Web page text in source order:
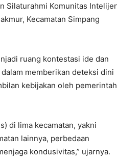
Silaturahmi Komunitas
Kecamatan Simpang
ruang kontestasi ide dan
memberikan deteksi dini
kebijakan oleh pemerintah
di lima kecamatan, yakni
lainnya, perbedaan
kondusivitas,” ujarnya.